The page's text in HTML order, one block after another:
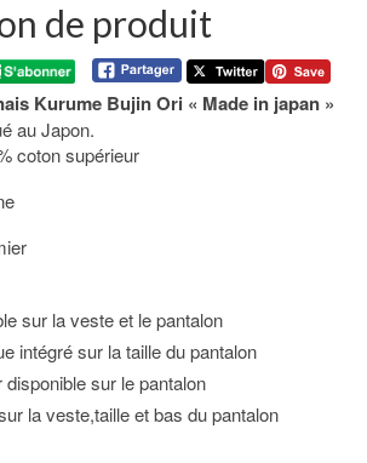
de produit
Kurume Bujin Ori « Made in japan »
au Japon.
coton supérieur
sur la veste et le pantalon
intégré sur la taille du pantalon
sur le pantalon
la veste,taille et bas du pantalon